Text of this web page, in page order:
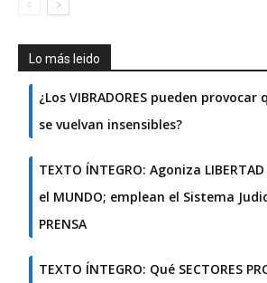
Lo más leido
¿Los VIBRADORES pueden provocar
se vuelvan insensibles?
TEXTO ÍNTEGRO: Agoniza LIBERTAD
el MUNDO; emplean el Sistema
PRENSA
TEXTO ÍNTEGRO: Qué SECTORES